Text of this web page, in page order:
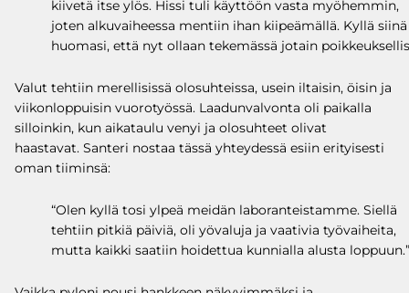
kiivetä itse ylös. Hissi tuli käyttöön vasta myöhemmin,
joten alkuvaiheessa mentiin ihan kiipeämällä. Kyllä siinä
huomasi, että nyt ollaan tekemässä jotain
Valut tehtiin merellisissä olosuhteissa, usein iltaisin, öisin ja
viikonloppuisin vuorotyössä. Laadunvalvonta oli paikalla
silloinkin, kun aikataulu venyi ja olosuhteet olivat
haastavat. Santeri nostaa tässä yhteydessä esiin erityisesti
oman tiiminsä:
“Olen kyllä tosi ylpeä meidän laboranteistamme. Siellä
tehtiin pitkiä päiviä, oli yövaluja ja vaativia työvaiheita,
mutta kaikki saatiin hoidettua kunnialla alusta loppuun.”